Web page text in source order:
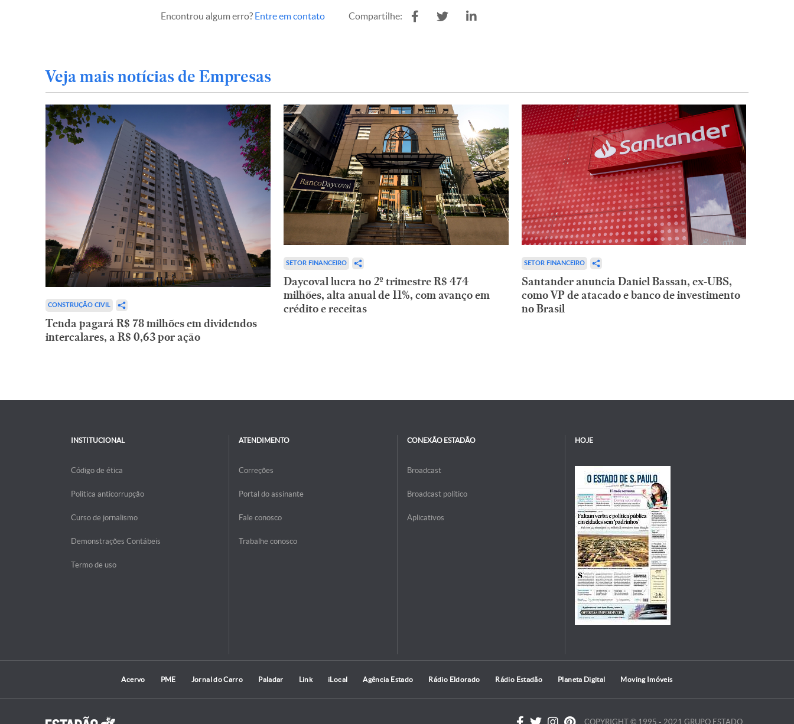
Encontrou algum erro? Entre em contato Compartilhe:
Veja mais notícias de Empresas
CONSTRUÇÃO CIVIL
Tenda pagará R$ 78 milhões em dividendos
intercalares, a R$ 0,63 por ação
SETOR FINANCEIRO
Daycoval lucra no 2º trimestre R$ 474
milhões, alta anual de 11%, com avanço em
crédito e receitas
SETOR FINANCEIRO
Santander anuncia Daniel Bassan, ex-UBS,
como VP de atacado e banco de investimento
no Brasil
INSTITUCIONAL
Código de ética
Politica anticorrupção
Curso de jornalismo
Demonstrações Contábeis
Termo de uso
ATENDIMENTO
Correções
Portal do assinante
Fale conosco
Trabalhe conosco
CONEXÃO ESTADÃO
Broadcast
Broadcast político
Aplicativos
HOJE
Acervo PME Jornal do Carro Paladar Link iLocal Agência Estado Rádio Eldorado Rádio Estadão Planeta Digital Moving Imóveis
COPYRIGHT © 1995 - 2021 GRUPO ESTADO